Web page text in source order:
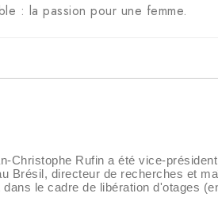
: la passion pour une femme.
Christophe Rufin a été vice-
Brésil, directeur de recherches et
le cadre de libération d'otages